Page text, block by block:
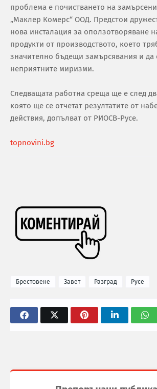
проблема е почистването на
„Маклер Комерс“ ООД. Предстои
нова инсталация за оползотворяване
продукти от производството, което
значително бъдещи замърсявания и да
неприятните миризми.
Следващата работна среща ще е след
която ще се отчетат резултатите от
действия, допълват от РИОСВ-Русе.
topnovini.bg
Брестовене Завет Разград Русе